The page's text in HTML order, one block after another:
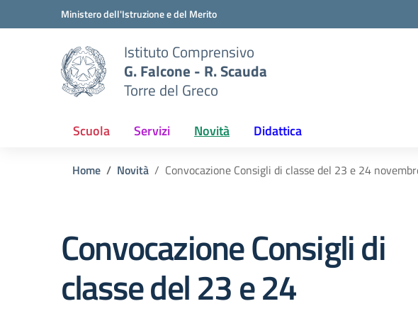
Vai ai contenuti
Vai al menu di navigazioneMinistero dell'Istruzione e del Merito
Istituto Comprensivo
G. Falcone - R. Scauda
Torre del Greco
Scuola Servizi Novità Didattica
Home Novità Convocazione Consigli di classe del 23 e 24
Convocazione Consigli di
classe del 23 e 24